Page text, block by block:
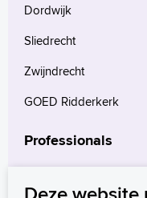
Dordwijk
Sliedrecht
Zwijndrecht
GOED Ridderkerk
Professionals
Verwijzers